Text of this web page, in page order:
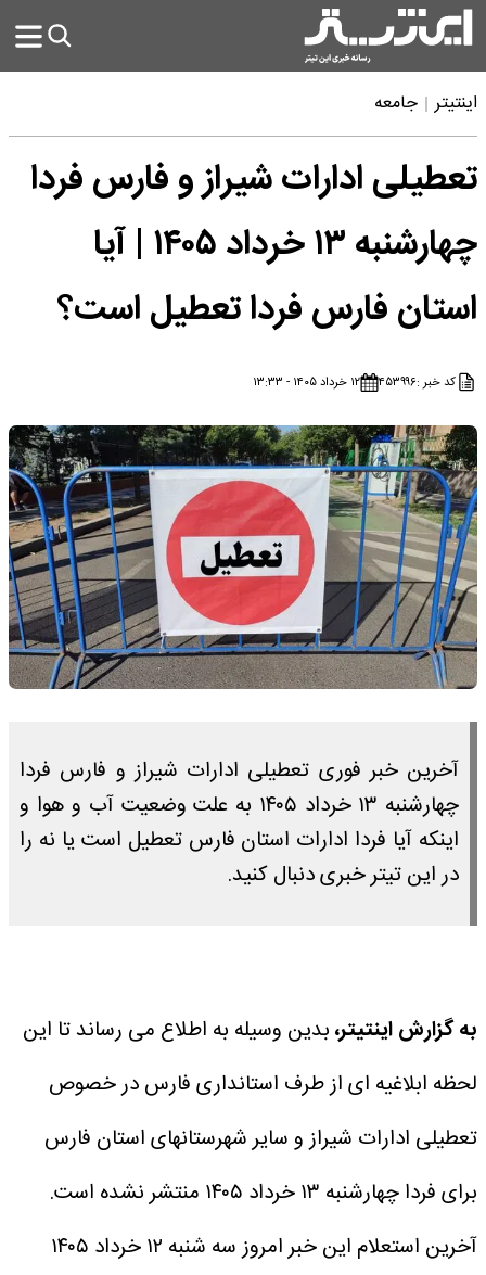
اینتیتر جامعه
تعطیلی ادارات شیراز و فارس فردا
چهارشنبه ۱۳ خرداد ۱۴۰۵ | آیا
استان فارس فردا تعطیل است؟
کد خبر :۴۵۳۹۹۶ ۱۲ خرداد ۱۴۰۵ - ۱۳:۳۳
آخرین خبر فوری تعطیلی ادارات شیراز و فارس فردا
چهارشنبه ۱۳ خرداد ۱۴۰۵ به علت وضعیت آب و هوا و
اینکه آیا فردا ادارات استان فارس تعطیل است یا نه را
در این تیتر خبری دنبال کنید.
به گزارش اینتیتر،بدین وسیله به اطلاع می رساند تا این
لحظه ابلاغیه ای از طرف استانداری فارس در خصوص
تعطیلی ادارات شیراز و سایر شهرستانهای استان فارس
برای فردا چهارشنبه ۱۳ خرداد ۱۴۰۵ منتشر نشده است.
آخرین استعلام این خبر امروز سه شنبه ۱۲ خرداد ۱۴۰۵